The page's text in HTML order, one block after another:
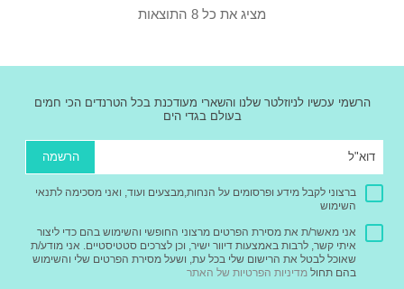
מציג את כל 8 התוצאות
הרשמי עכשיו לניוזלטר שלנו והשארי מעודכנת בכל הטרנדים הכי חמים
בעולם בגדי הים
הרשמה
ברצוני לקבל מידע ופרסומים על הנחות,מבצעים ועוד, ואני מסכימה לתנאי
השימוש
אני מאשר/ת את מסירת הפרטים מרצוני החופשי והשימוש בהם כדי ליצור
איתי קשר, לרבות באמצעות דיוור ישיר, וכן לצרכים סטטיסטיים. אני מודע/ת
שאוכל לבטל את הרישום שלי בכל עת, ושעל מסירת הפרטים שלי והשימוש
בהם תחול מדיניות הפרטיות של האתר